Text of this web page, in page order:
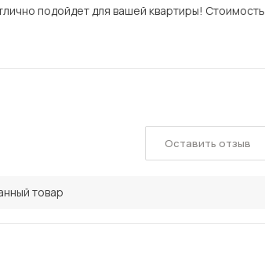
подойдет для вашей квартиры! Стоимость
товар
Оставить отзыв